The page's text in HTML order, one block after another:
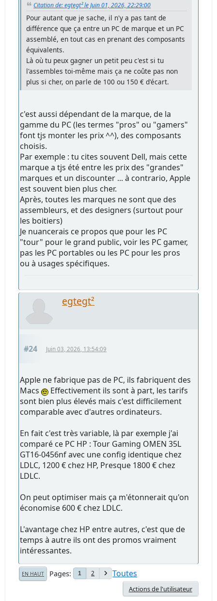
Citation de: egtegt² le Juin 01, 2026, 22:29:00
Pour autant que je sache, il n'y a pas tant de
différence que ça entre un PC de marque et un PC
assemblé, en tout cas en prenant des composants
équivalents.
Là où tu peux gagner un petit peu c'est si tu
l'assembles toi-même mais ça ne coûte pas non
plus si cher, on parle de 100 ou 150 € d'écart.
c'est aussi dépendant de la marque, de la
gamme du PC (les termes "pros" ou "gamers"
font tjs monter les prix ^^), des composants
choisis.
Par exemple : tu cites souvent Dell, mais cette
marque a tjs été entre les prix des "grandes"
marques et un discounter ... à contrario, Apple
est souvent bien plus cher.
Après, toutes les marques ne sont que des
assembleurs, et des designers (surtout pour
les boitiers)
Je nuancerais ce propos que pour les PC
"tour" pour le grand public, voir les PC gamer,
pas les PC portables ou les PC pour les pros
ou à usages spécifiques.
egtegt²
#24 Juin 03, 2026, 13:54:09
Apple ne fabrique pas de PC, ils fabriquent des
Macs
Effectivement ils sont à part, les tarifs
sont bien plus élevés mais c'est difficilement
comparable avec d'autres ordinateurs.
En fait c'est très variable, là par exemple j'ai
comparé ce PC HP : Tour Gaming OMEN 35L
GT16-0456nf avec une config identique chez
LDLC, 1200 € chez HP, Presque 1800 € chez
LDLC.
On peut optimiser mais ça m'étonnerait qu'on
économise 600 € chez LDLC.
L'avantage chez HP entre autres, c'est que de
temps à autre ils ont des promos vraiment
intéressantes.
EN HAUT Pages 1 2 Toutes
Actions de l'utilisateur